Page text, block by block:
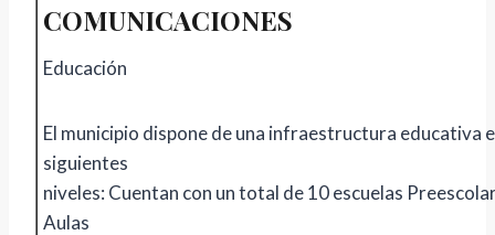
COMUNICACIONES
Educación
El municipio dispone de una infraestructura educativa
siguientes
niveles: Cuentan con un total de 10 escuelas
Aulas